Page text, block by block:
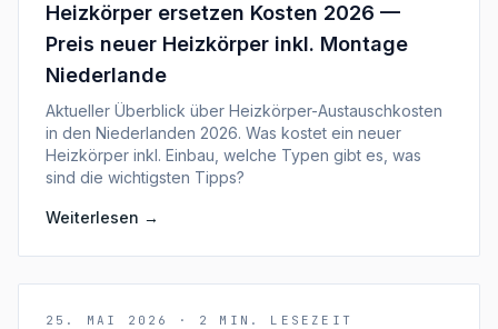
Heizkörper ersetzen Kosten 2026 —
Preis neuer Heizkörper inkl. Montage
Niederlande
Aktueller Überblick über Heizkörper-Austauschkosten
in den Niederlanden 2026. Was kostet ein neuer
Heizkörper inkl. Einbau, welche Typen gibt es, was
sind die wichtigsten Tipps?
Weiterlesen →
25. MAI 2026 · 2 MIN. LESEZEIT